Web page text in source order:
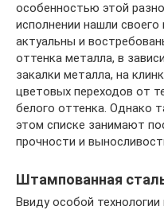
особенностью этой
исполнении нашли
актуальны и
оттенка металла, в
закалки металла, на
цветовых переходов от
белого оттенка. Однако
этом списке занимают
прочности и
Штампованная
Ввиду особой